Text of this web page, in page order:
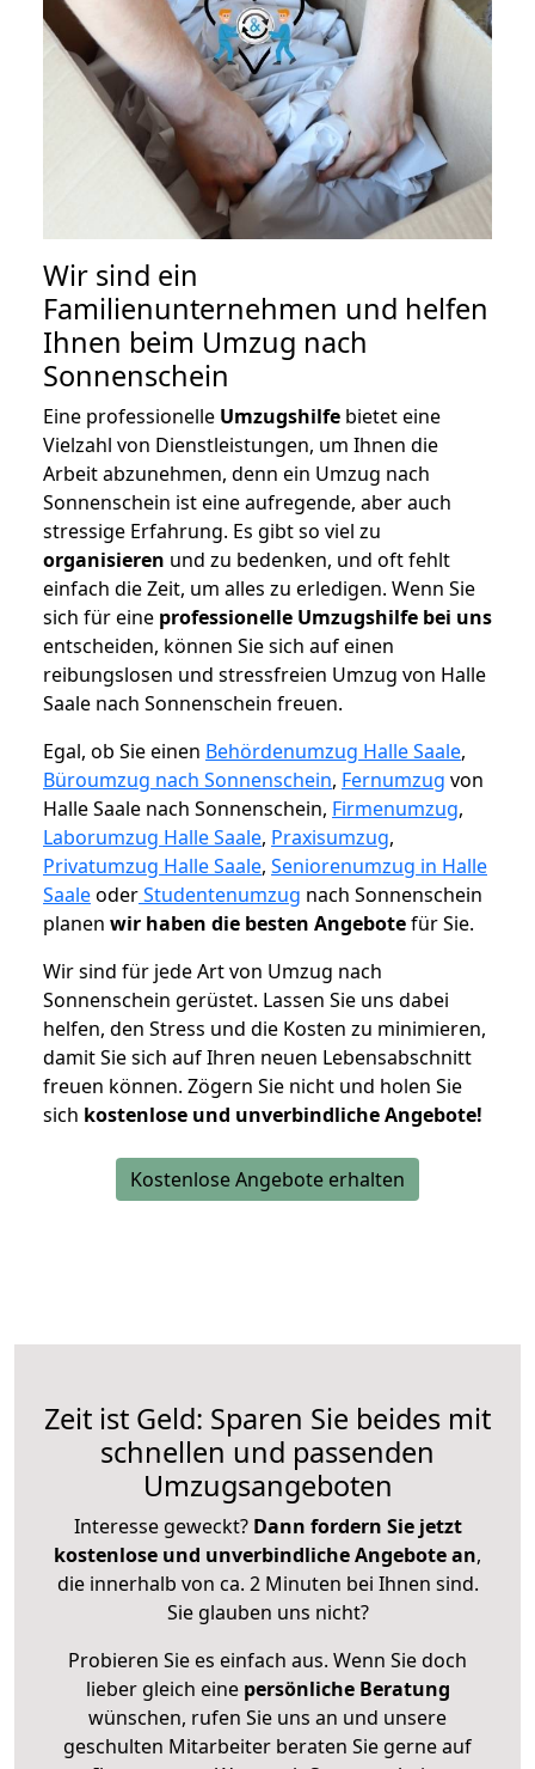
Wir sind ein
Familienunternehmen und helfen
Ihnen beim Umzug nach
Sonnenschein
Eine professionelle Umzugshilfe bietet eine
Vielzahl von Dienstleistungen, um Ihnen die
Arbeit abzunehmen, denn ein Umzug nach
Sonnenschein ist eine aufregende, aber auch
stressige Erfahrung. Es gibt so viel zu
organisieren und zu bedenken, und oft fehlt
einfach die Zeit, um alles zu erledigen. Wenn Sie
sich für eine professionelle Umzugshilfe bei uns
entscheiden, können Sie sich auf einen
reibungslosen und stressfreien Umzug von Halle
Saale nach Sonnenschein freuen.
Egal, ob Sie einen Behördenumzug Halle Saale,
Büroumzug nach Sonnenschein, Fernumzug von
Halle Saale nach Sonnenschein, Firmenumzug,
Laborumzug Halle Saale, Praxisumzug,
Privatumzug Halle Saale, Seniorenumzug in Halle
SaaleoderStudentenumzug nach Sonnenschein
planen wir haben die besten Angebotefür Sie.
Wir sind für jede Art von Umzug nach
Sonnenschein gerüstet. Lassen Sie uns dabei
helfen, den Stress und die Kosten zu minimieren,
damit Sie sich auf Ihren neuen Lebensabschnitt
freuen können. Zögern Sie nicht und holen Sie
sich kostenlose und unverbindliche Angebote!
Kostenlose Angebote erhalten
Zeit ist Geld: Sparen Sie beides mit
schnellen und passenden
Umzugsangeboten
Interesse geweckt? Dann fordern Sie jetzt
kostenlose und unverbindliche Angebote an,
die innerhalb von ca. 2 Minuten bei Ihnen sind.
Sie glauben uns nicht?
Probieren Sie es einfach aus. Wenn Sie doch
lieber gleich eine persönliche Beratung
wünschen, rufen Sie uns an und unsere
geschulten Mitarbeiter beraten Sie gerne auf